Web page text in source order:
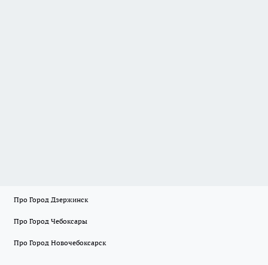
Про Город Дзержинск
Про Город Чебоксары
Про Город Новочебоксарск